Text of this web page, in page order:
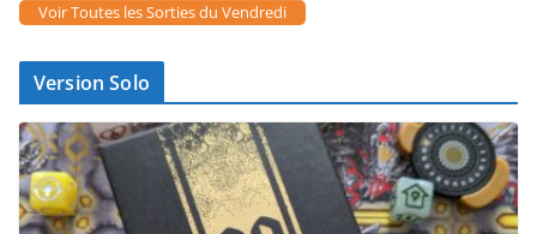
Voir Toutes les Sorties du Vendredi
Version Solo